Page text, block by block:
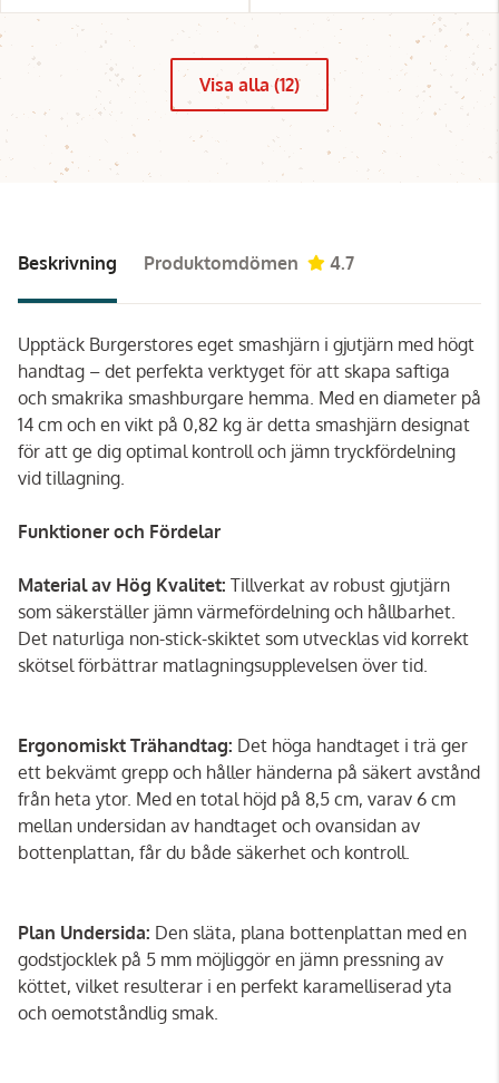
Visa alla (12)
Beskrivning Produktomdömen 4.7
Upptäck Burgerstores eget smashjärn i gjutjärn med högt
handtag – det perfekta verktyget för att skapa saftiga
och smakrika smashburgare hemma. Med en diameter på
14 cm och en vikt på 0,82 kg är detta smashjärn designat
för att ge dig optimal kontroll och jämn tryckfördelning
vid tillagning.
Funktioner och Fördelar
Material av Hög Kvalitet: Tillverkat av robust gjutjärn
som säkerställer jämn värmefördelning och hållbarhet.
Det naturliga non-stick-skiktet som utvecklas vid korrekt
skötsel förbättrar matlagningsupplevelsen över tid.
Ergonomiskt Trähandtag: Det höga handtaget i trä ger
ett bekvämt grepp och håller händerna på säkert avstånd
från heta ytor. Med en total höjd på 8,5 cm, varav 6 cm
mellan undersidan av handtaget och ovansidan av
bottenplattan, får du både säkerhet och kontroll.
Plan Undersida: Den släta, plana bottenplattan med en
godstjocklek på 5 mm möjliggör en jämn pressning av
köttet, vilket resulterar i en perfekt karamelliserad yta
och oemotståndlig smak.